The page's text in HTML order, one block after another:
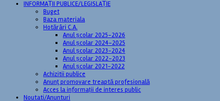
INFORMAȚII PUBLICE/LEGISLAȚIE
Buget
Baza materiala
Hotărâri C.A.
Anul școlar 2025-2026
Anul școlar 2024-2025
Anul școlar 2023-2024
Anul școlar 2022-2023
Anul școlar 2021-2022
Achizitii publice
Anunţ promovare treaptă profesională
Acces la informații de interes public
Noutati/Anunturi